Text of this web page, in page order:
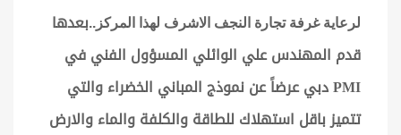
لرعاية غرفة تجارة النجف الاشرف لهذا المركز..بعدها
قدم المهندس علي الوائلي المسؤول الفني في
PMI دبي عرضاً عن نموذج المباني الخضراء والتي
تتميز باقل استهلاك للطاقة والكلفة والماء والارض